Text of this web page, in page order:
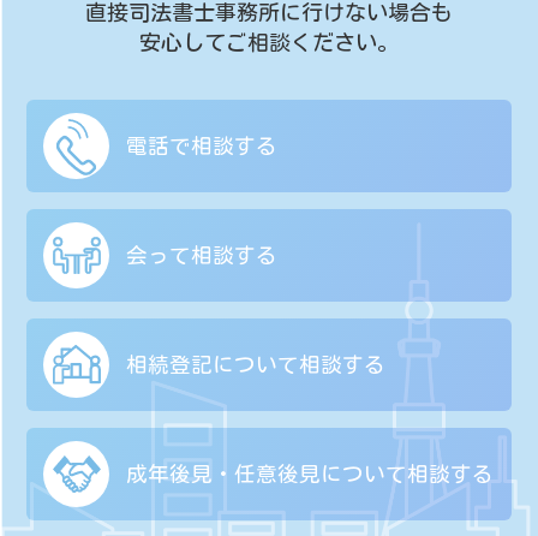
直接司法書士事務所に行けない場合も
安心してご相談ください。
電話で相談する
会って相談する
相続登記について相談する
成年後見・任意後見について相談する